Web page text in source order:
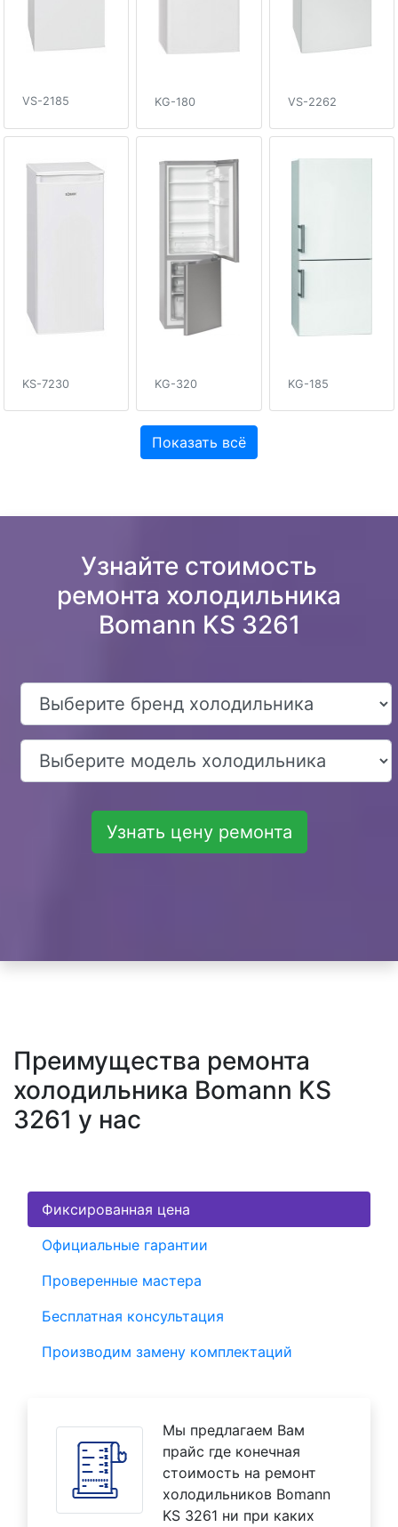
VS-2185 KG-180 VS-2262
KS-7230 KG-320 KG-185
Показать всё
Узнайте стоимость
ремонта холодильника
Bomann KS 3261
Узнать цену ремонта
Преимущества ремонта
холодильника Bomann KS
3261 у нас
Фиксированная цена
Официальные гарантии
Проверенные мастера
Бесплатная консультация
Производим замену комплектаций
Мы предлагаем Вам
прайс где конечная
стоимость на ремонт
холодильников Bomann
KS 3261 ни при каких